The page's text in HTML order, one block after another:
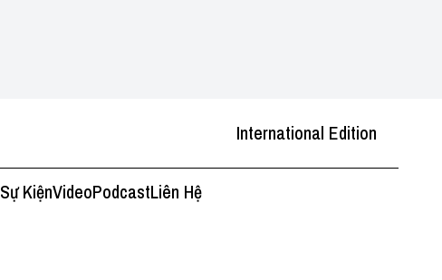
International Edition
Sự KiệnVideoPodcastLiên Hệ